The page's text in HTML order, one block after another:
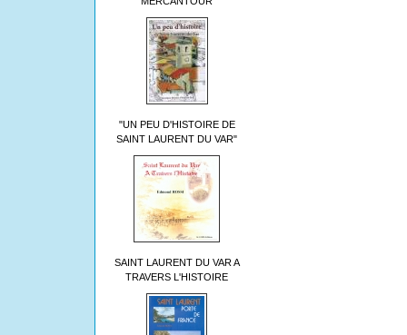
"UN PEU D'HISTOIRE DE
SAINT LAURENT DU VAR"
SAINT LAURENT DU VAR A
TRAVERS L'HISTOIRE